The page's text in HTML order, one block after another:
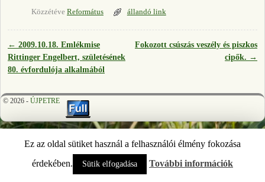
Közzétéve Református állandó link
Bejegyzés navigáció
← 2009.10.18. Emlékmise
Rittinger Engelbert, születésének
80. évfordulója alkalmából
Fokozott csúszás veszély és piszkos
cipők. →
© 2026 - ÚJPETRE
Ez az oldal sütiket használ a felhasználói élmény fokozása
érdekében.
Sütik elfogadása További információk